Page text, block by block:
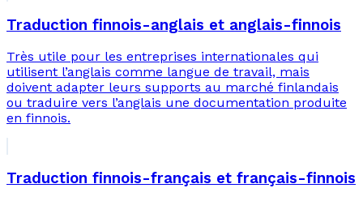
Traduction finnois-anglais et anglais-finnois
Très utile pour les entreprises internationales qui
utilisent l’anglais comme langue de travail, mais
doivent adapter leurs supports au marché finlandais
ou traduire vers l’anglais une documentation produite
en finnois.
Traduction finnois-français et français-finnois